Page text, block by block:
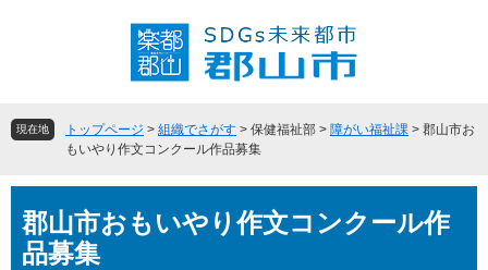
頭
飛現在地 トップページ > 組織でさがす > 保健福祉部 > 障がい福祉課 > 郡山市お
もいやり作文コンクール作品募集
文郡山市おもいやり作文コンクール作
品募集